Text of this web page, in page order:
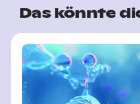
Das könnte